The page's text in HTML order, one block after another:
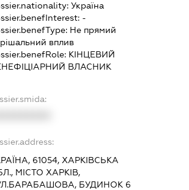
Україна
-
Не прямий
вплив
КІНЦЕВИЙ
ВЛАСНИК
61054, ХАРКІВСЬКА
МІСТО ХАРКІВ,
БУДИНОК 6